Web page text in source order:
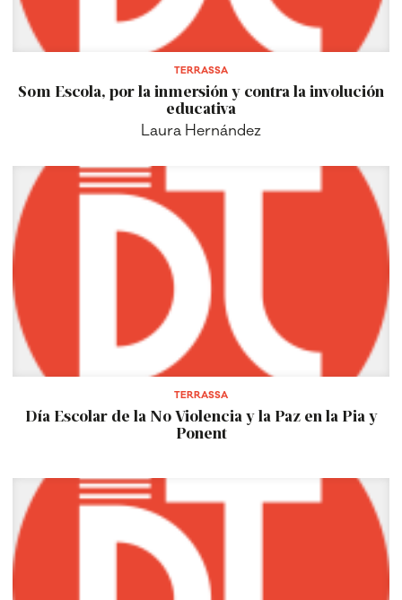
TERRASSA
Som Escola, por la inmersión y contra la involución
educativa
Laura Hernández
TERRASSA
Día Escolar de la No Violencia y la Paz en la Pia y
Ponent